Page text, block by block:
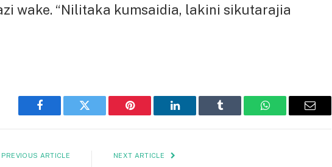
wake. “Nilitaka kumsaidia, lakini sikutarajia
Facebook Twitter Pinterest LinkedIn Tumblr WhatsAppEmail
PREVIOUS ARTICLE NEXT ARTICLE